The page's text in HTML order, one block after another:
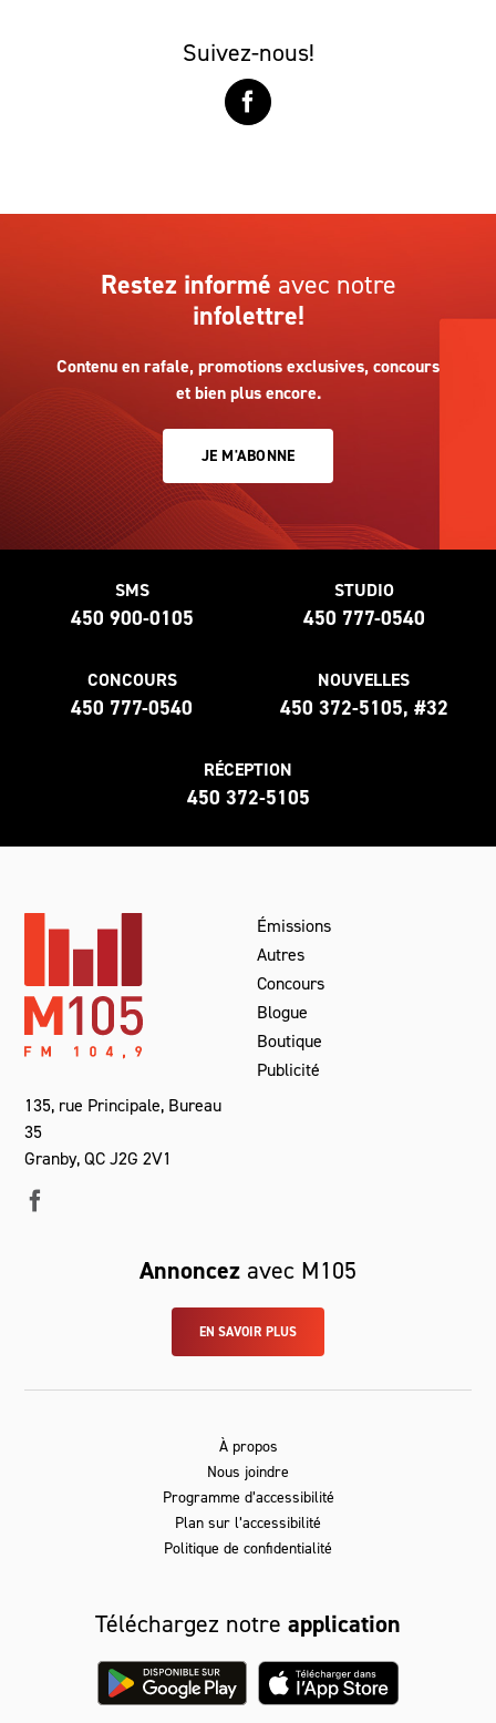
Suivez-nous!
Restez informé avec notre
infolettre!
Contenu en rafale, promotions exclusives, concours
et bien plus encore.
JE M'ABONNE
SMS
450 900-0105
STUDIO
450 777-0540
CONCOURS
450 777-0540
NOUVELLES
450 372-5105, #32
RÉCEPTION
450 372-5105
135, rue Principale, Bureau
35
Granby, QC J2G 2V1
Émissions
Autres
Concours
Blogue
Boutique
Publicité
Annoncez avec M105
EN SAVOIR PLUS
À propos
Nous joindre
Programme d’accessibilité
Plan sur l’accessibilité
Politique de confidentialité
Téléchargez notre application